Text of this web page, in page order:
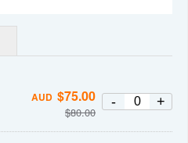
AUD $75.00
$80.00
- +